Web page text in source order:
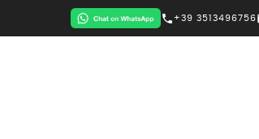
call +39 3513496756